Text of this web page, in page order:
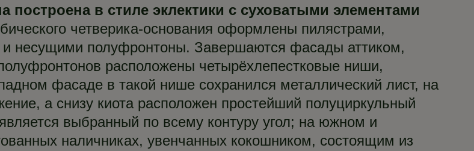
построена в стиле эклектики с суховатыми элементами
четверика-основания оформлены пилястрами,
несущими полуфронтоны. Завершаются фасады аттиком,
расположены четырёхлепестковые ниши,
фасаде в такой нише сохранился металлический лист, на
а снизу киота расположен простейший полуциркульный
выбранный по всему контуру угол; на южном и
наличниках, увенчанных кокошником, состоящим из